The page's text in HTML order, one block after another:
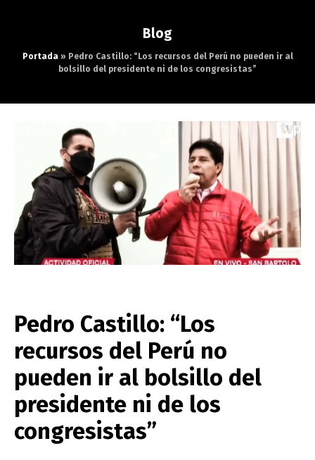
Blog
Portada» Pedro Castillo: “Los recursos del Perú no pueden ir al
bolsillo del presidente ni de los congresistas”
Pedro Castillo: “Los
recursos del Perú no
pueden ir al bolsillo del
presidente ni de los
congresistas”